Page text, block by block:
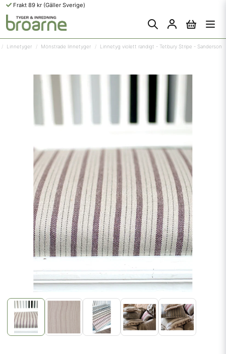
Frakt 89 kr (Gäller Sverige)
Linnetyger Mönstrade linnetyger Linnetyg violett randigt - Tetbury Stripe - Sanderson